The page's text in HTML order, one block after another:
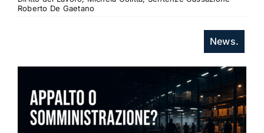
Roberto De Gaetano
News.